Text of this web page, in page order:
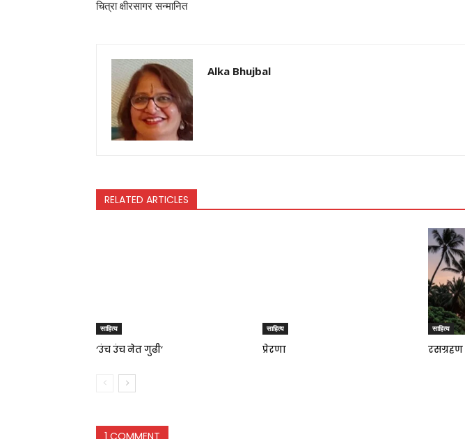
चित्रा क्षीरसागर सन्मानित
Alka Bhujbal
RELATED ARTICLES
साहित्य
‘उंच उंच नेत गुढी’
साहित्य
प्रेरणा
साहित्य
रसग्रहण